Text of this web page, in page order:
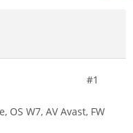
#1
W7, AV Avast, FW